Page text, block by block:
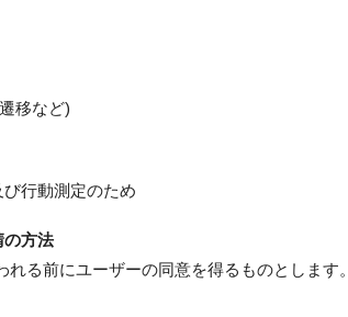
移など)
行動測定のため
の方法
る前にユーザーの同意を得るものとします。